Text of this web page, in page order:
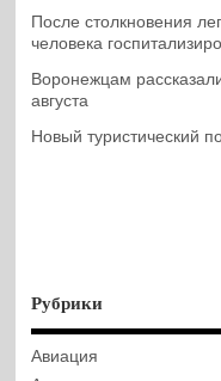
После столкновения
человека
Воронежцам
августа
Новый туристический
Рубрики
Авиация